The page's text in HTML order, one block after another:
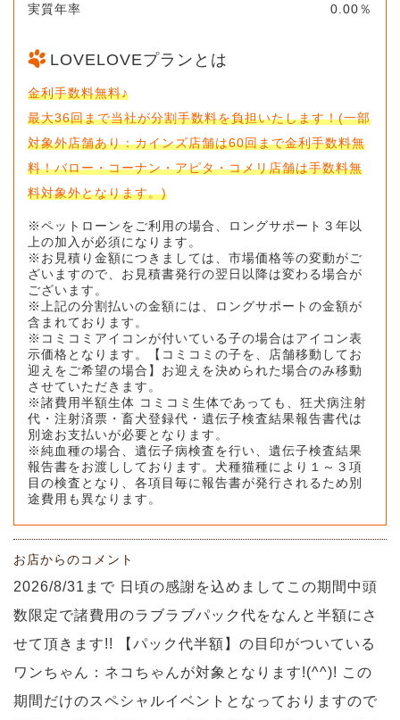
実質年率
0.00％
LOVELOVEプランとは
金利手数料無料♪
最大36回まで当社が分割手数料を負担いたします！(一部
対象外店舗あり：カインズ店舗は60回まで金利手数料無
料！バロー・コーナン・アピタ・コメリ店舗は手数料無
料対象外となります。)
※ペットローンをご利用の場合、ロングサポート３年以
上の加入が必須になります。
※お見積り金額につきましては、市場価格等の変動がご
ざいますので、お見積書発行の翌日以降は変わる場合が
ございます。
※上記の分割払いの金額には、ロングサポートの金額が
含まれております。
※コミコミアイコンが付いている子の場合はアイコン表
示価格となります。【コミコミの子を、店舗移動してお
迎えをご希望の場合】お迎えを決められた場合のみ移動
させていただきます。
※諸費用半額生体 コミコミ生体であっても、狂犬病注射
代・注射済票・畜犬登録代・遺伝子検査結果報告書代は
別途お支払いが必要となります。
※純血種の場合、遺伝子病検査を行い、遺伝子検査結果
報告書をお渡ししております。犬種猫種により１～３項
目の検査となり、各項目毎に報告書が発行されるため別
途費用も異なります。
お店からのコメント
2026/8/31まで 日頃の感謝を込めましてこの期間中頭
数限定で諸費用のラブラブパック代をなんと半額にさ
せて頂きます!! 【パック代半額】の目印がついている
ワンちゃん：ネコちゃんが対象となります!(^^)! この
期間だけのスペシャルイベントとなっておりますので